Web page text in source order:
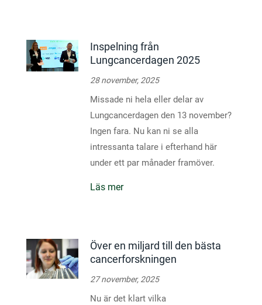
Inspelning från
Lungcancerdagen 2025
28 november, 2025
Missade ni hela eller delar av
Lungcancerdagen den 13 november?
Ingen fara. Nu kan ni se alla
intressanta talare i efterhand här
under ett par månader framöver.
Läs mer
Över en miljard till den bästa
cancerforskningen
27 november, 2025
Nu är det klart vilka